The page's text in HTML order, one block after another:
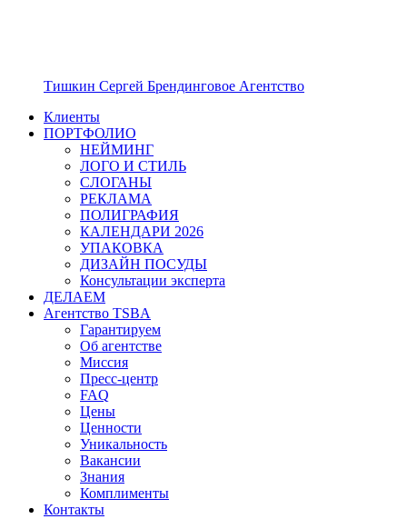
Тишкин Сергей Брендинговое Агентство
Клиенты
ПОРТФОЛИО
НЕЙМИНГ
ЛОГО И СТИЛЬ
СЛОГАНЫ
РЕКЛАМА
ПОЛИГРАФИЯ
КАЛЕНДАРИ 2026
УПАКОВКА
ДИЗАЙН ПОСУДЫ
Консультации эксперта
ДЕЛАЕМ
Агентство TSBA
Гарантируем
Об агентстве
Миссия
Пресс-центр
FAQ
Цены
Ценности
Уникальность
Вакансии
Знания
Комплименты
Контакты